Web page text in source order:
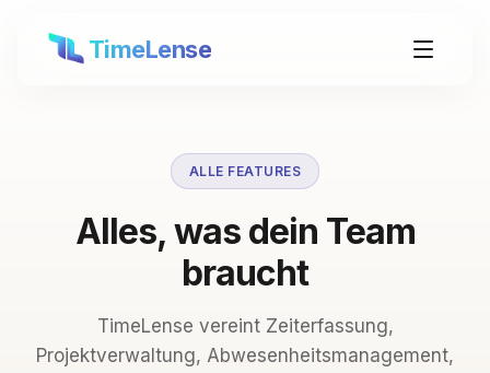
TimeLense
ALLE FEATURES
Alles, was dein Team
braucht
TimeLense vereint Zeiterfassung,
Projektverwaltung, Abwesenheitsmanagement,